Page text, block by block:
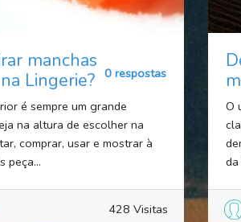
manchas
Lingerie?
0 respostas
é sempre um grande
na altura de escolher na
comprar, usar e mostrar à
peça...
428 Visitas
O